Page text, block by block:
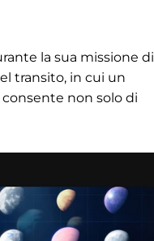
la sua missione di
transito, in cui un
non solo di